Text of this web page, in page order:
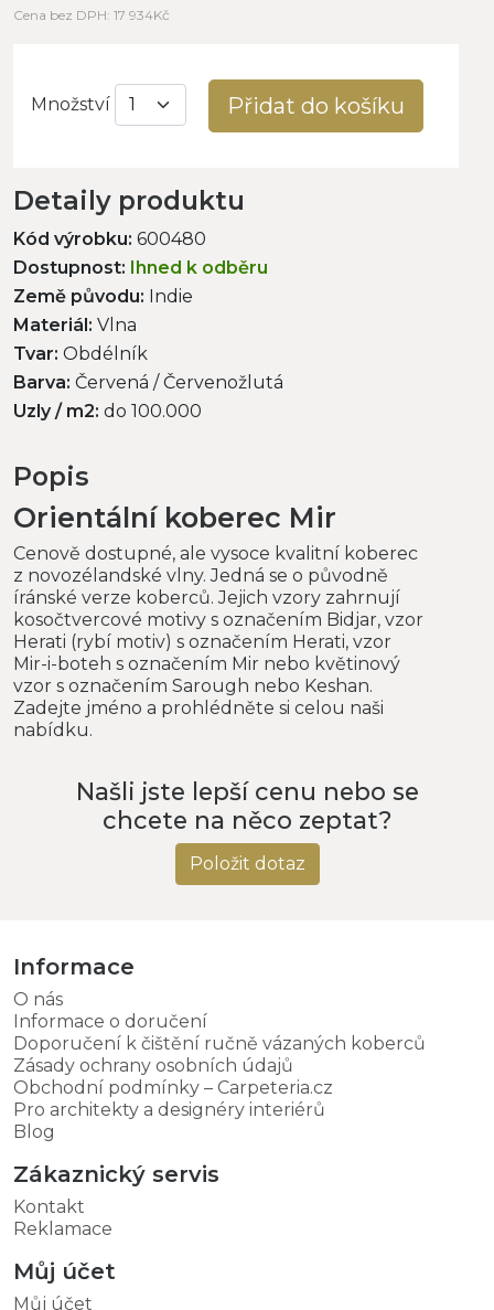
Cena bez DPH: 17 934Kč
Množství Přidat do košíku
Detaily produktu
Kód výrobku: 600480
Dostupnost: Ihned k odběru
Země původu: Indie
Materiál: Vlna
Tvar: Obdélník
Barva: Červená / Červenožlutá
Uzly / m2: do 100.000
Popis
Orientální koberec Mir
Cenově dostupné, ale vysoce kvalitní koberec
z novozélandské vlny. Jedná se o původně
íránské verze koberců. Jejich vzory zahrnují
kosočtvercové motivy s označením Bidjar, vzor
Herati (rybí motiv) s označením Herati, vzor
Mir-i-boteh s označením Mir nebo květinový
vzor s označením Sarough nebo Keshan.
Zadejte jméno a prohlédněte si celou naši
nabídku.
Našli jste lepší cenu nebo se
chcete na něco zeptat?
Položit dotaz
Informace
O nás
Informace o doručení
Doporučení k čištění ručně vázaných koberců
Zásady ochrany osobních údajů
Obchodní podmínky – Carpeteria.cz
Pro architekty a designéry interiérů
Blog
Zákaznický servis
Kontakt
Reklamace
Můj účet
Můj účet